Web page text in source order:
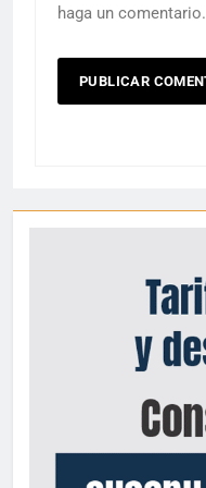
haga un comentario.